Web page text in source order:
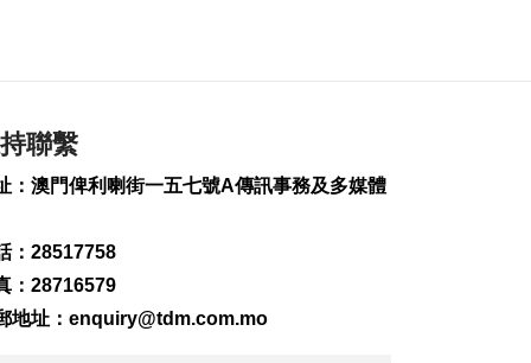
要性
2026-08-08 16:38
2026-08-08 16:35
聯繫
：澳門俾利喇街一五七號A傳訊事務及多媒體
：28517758
：28716579
地址： enquiry@tdm.com.mo